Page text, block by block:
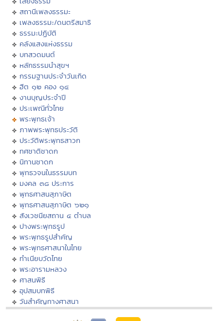
สถานีเพลงธรรมะ
เพลงธรรมะ/ดนตรีสมาธิ
ธรรมะปฏิบัติ
คลังแสงแห่งธรรม
บทสวดมนต์
หลักธรรมนำสุขฯ
กรรมฐานประจำวันเกิด
ฮีต ๑๒ คอง ๑๔
งานบุญประจำปี
ประเพณีทั่วไทย
พระพุทธเจ้า
ภาพพระพุทธประวัติ
ประวัติพระพุทธสาวก
ทศชาติชาดก
นิทานชาดก
พุทธวจนในธรรมบท
มงคล ๓๘ ประการ
พุทธศาสนสุภาษิต
พุทธศาสนสุภาษิต ๖๒๑
สังเวชนียสถาน ๔ ตำบล
ปางพระพุทธรูป
พระพุทธรูปสำคัญ
พระพุทธศาสนาในไทย
ทำเนียบวัดไทย
พระอารามหลวง
ศาสนพิธี
อุปสมบทพิธี
วันสำคัญทางศาสนา